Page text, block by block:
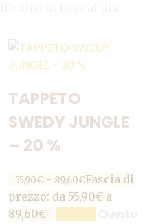
TAPPETO
SWEDY JUNGLE
– 20 %
55,90€ - 89,60€Fascia di
prezzo: da 55,90€ a
89,60€